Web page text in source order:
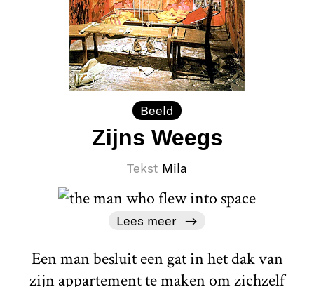
Beeld
Zijns Weegs
Tekst Mila
Lees meer
Een man besluit een gat in het dak van
zijn appartement te maken om zichzelf